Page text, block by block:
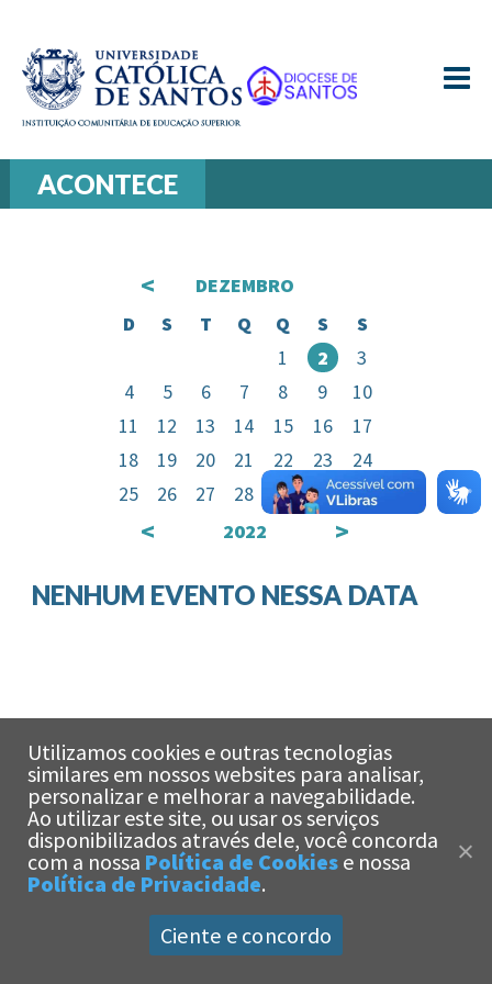
≡
ACONTECE
<
DEZEMBRO
D
S T Q Q S
S
1
2
3
4
5 6 7 8 9
10
11
12 13 14 15 16
17
18
19 20 21 22 23
24
25
26 27 28 29 30 31
< 2022
>
NENHUM EVENTO NESSA DATA
Olá!Estamos aqui
para te ajudar!
Universidade Católica de Santos -Política de Privacidade
Política de Cookies
Utilizamos cookies e outras tecnologias
similares em nossos websites para analisar,
personalizar e melhorar a navegabilidade.
Ao utilizar este site, ou usar os serviços
disponibilizados através dele, você concorda
com a nossa Política de Cookies e nossa
Política de Privacidade.
Ciente e concordo